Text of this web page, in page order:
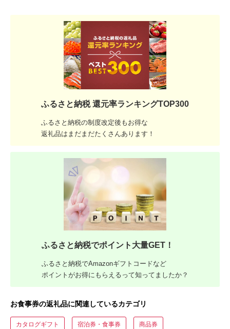
ふるさと納税 還元率ランキングTOP300
ふるさと納税の制度改定後もお得な
返礼品はまだまだたくさんあります！
ふるさと納税でポイント大量GET！
ふるさと納税でAmazonギフトコードなど
ポイントがお得にもらえるって知ってましたか？
お食事券の返礼品に関連しているカテゴリ
カタログギフト 宿泊券・食事券 商品券